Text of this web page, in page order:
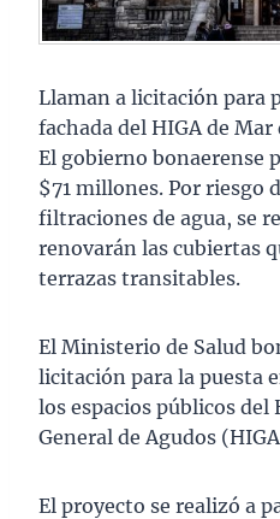
Llaman a licitación para
fachada del HIGA de Mar
El gobierno bonaerense
$71 millones. Por riesgo
filtraciones de agua, se
renovarán las cubiertas
terrazas transitables.
El Ministerio de Salud
licitación para la puesta
los espacios públicos
General de Agudos
El proyecto se realizó a